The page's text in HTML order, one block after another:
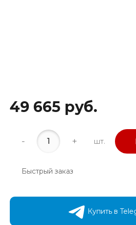
49 665 руб.
- + шт.
Быстрый заказ
Купить в